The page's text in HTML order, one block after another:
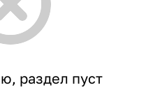
раздел пуст